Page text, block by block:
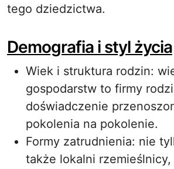
tego dziedzictwa.
Demografia i styl życia
Wiek i struktura rodzin:
gospodarstw to firmy
doświadczenie
pokolenia na pokolenie.
Formy zatrudnienia: nie
także lokalni rzemieślnicy,